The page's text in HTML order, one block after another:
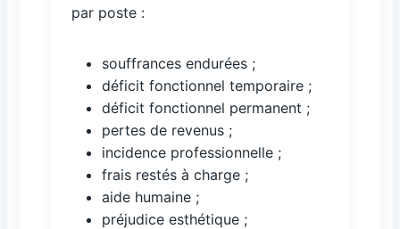
par poste :
souffrances endurées ;
déficit fonctionnel temporaire ;
déficit fonctionnel permanent ;
pertes de revenus ;
incidence professionnelle ;
frais restés à charge ;
aide humaine ;
préjudice esthétique ;